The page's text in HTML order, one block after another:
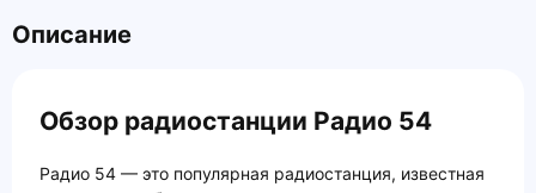
Описание
Обзор радиостанции Радио 54
Радио 54 — это популярная радиостанция, известная